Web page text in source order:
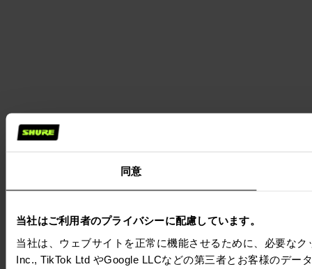
同意
当社はご利用者のプライバシーに配慮しています。
当社は、ウェブサイトを正常に機能させるために、必要な
Inc., TikTok Ltd やGoogle LLCなどの第三者とお客様のデー